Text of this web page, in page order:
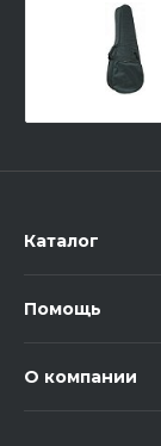
Каталог
Помощь
О компании